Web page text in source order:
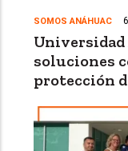
SOMOS ANÁHUAC
soluciones
protección